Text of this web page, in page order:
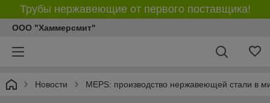
Трубы нержавеющие от первого поставщика!
ООО "Хаммерсмит"
Новости MEPS: производство нержавеющей стали в